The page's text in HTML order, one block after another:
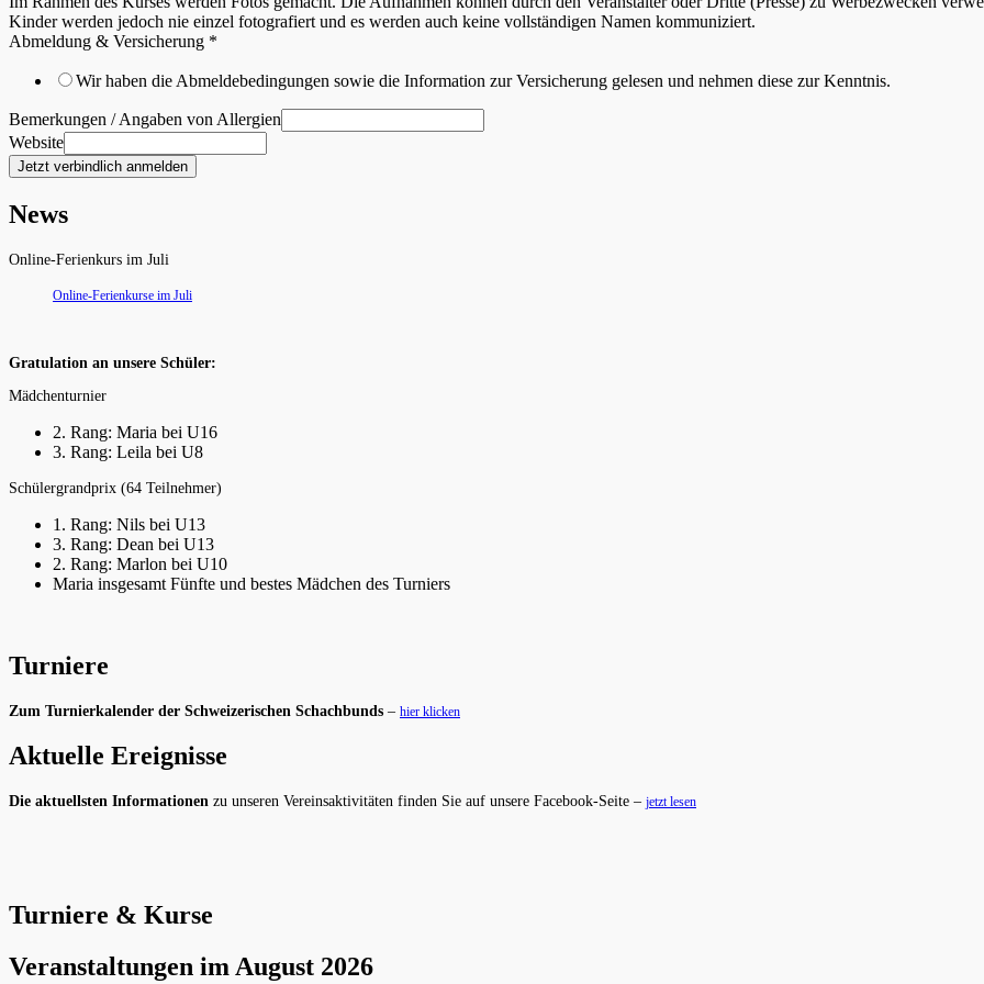
Kinder werden jedoch nie einzel fotografiert und es werden auch keine vollständigen Namen kommuniziert.
Abmeldung & Versicherung *
Wir haben die Abmeldebedingungen sowie die Information zur Versicherung gelesen und nehmen diese zur Kenntnis.
Bemerkungen / Angaben von Allergien
Website
Jetzt verbindlich anmelden
News
Online-Ferienkurs im Juli
Online-Ferienkurse im Juli
Gratulation an unsere Schüler:
Mädchenturnier
2. Rang: Maria bei U16
3. Rang: Leila bei U8
Schülergrandprix (64 Teilnehmer)
1. Rang: Nils bei U13
3. Rang: Dean bei U13
2. Rang: Marlon bei U10
Maria insgesamt Fünfte und bestes Mädchen des Turniers
Turniere
Zum Turnierkalender der Schweizerischen Schachbunds – hier klicken
Aktuelle Ereignisse
Die aktuellsten Informationen zu unseren Vereinsaktivitäten finden Sie auf unsere Facebook-Seite – jetzt lesen
Turniere & Kurse
Veranstaltungen im August 2026